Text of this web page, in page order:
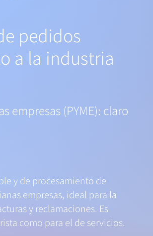
pedidos
a la industria
empresas (PYME): claro
y de procesamiento de
empresas, ideal para la
y reclamaciones. Es
como para el de servicios.